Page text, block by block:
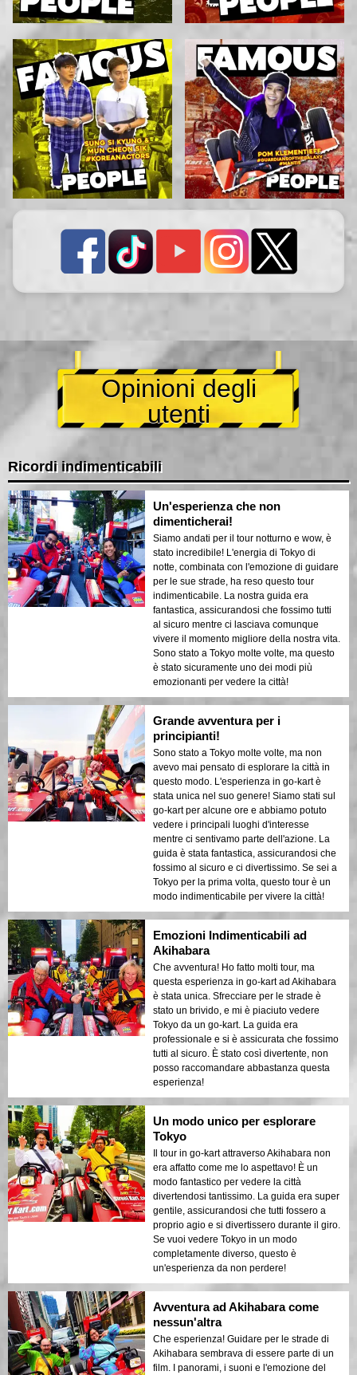
Opinioni degli
utenti
Ricordi indimenticabili
Un'esperienza che non
dimenticherai!
Siamo andati per il tour notturno e wow, è
stato incredibile! L'energia di Tokyo di
notte, combinata con l'emozione di guidare
per le sue strade, ha reso questo tour
indimenticabile. La nostra guida era
fantastica, assicurandosi che fossimo tutti
al sicuro mentre ci lasciava comunque
vivere il momento migliore della nostra vita.
Sono stato a Tokyo molte volte, ma questo
è stato sicuramente uno dei modi più
emozionanti per vedere la città!
Grande avventura per i
principianti!
Sono stato a Tokyo molte volte, ma non
avevo mai pensato di esplorare la città in
questo modo. L'esperienza in go-kart è
stata unica nel suo genere! Siamo stati sul
go-kart per alcune ore e abbiamo potuto
vedere i principali luoghi d'interesse
mentre ci sentivamo parte dell'azione. La
guida è stata fantastica, assicurandosi che
fossimo al sicuro e ci divertissimo. Se sei a
Tokyo per la prima volta, questo tour è un
modo indimenticabile per vivere la città!
Emozioni Indimenticabili ad
Akihabara
Che avventura! Ho fatto molti tour, ma
questa esperienza in go-kart ad Akihabara
è stata unica. Sfrecciare per le strade è
stato un brivido, e mi è piaciuto vedere
Tokyo da un go-kart. La guida era
professionale e si è assicurata che fossimo
tutti al sicuro. È stato così divertente, non
posso raccomandare abbastanza questa
esperienza!
Un modo unico per esplorare
Tokyo
Il tour in go-kart attraverso Akihabara non
era affatto come me lo aspettavo! È un
modo fantastico per vedere la città
divertendosi tantissimo. La guida era super
gentile, assicurandosi che tutti fossero a
proprio agio e si divertissero durante il giro.
Se vuoi vedere Tokyo in un modo
completamente diverso, questo è
un'esperienza da non perdere!
Avventura ad Akihabara come
nessun'altra
Che esperienza! Guidare per le strade di
Akihabara sembrava di essere parte di un
film. I panorami, i suoni e l'emozione del